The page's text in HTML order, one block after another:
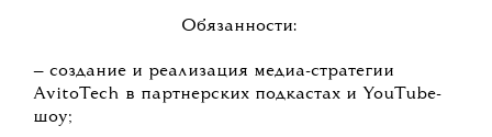
Обязанности:
— создание и реализация медиа-стратегии
AvitoTech в партнерских подкастах и YouTube-
шоу;